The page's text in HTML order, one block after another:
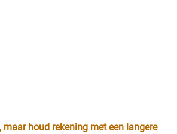
houd rekening met een langere